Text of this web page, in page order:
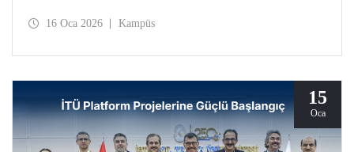
geliştirilmesini amaçlayan “İTÜ Göleti İçin Sürdürülebilir
16 Oca 2026 Kampüs
15
Oca